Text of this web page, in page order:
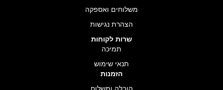
משלוחים ואספקה
הצהרת נגישות
שרות לקוחות
תמיכה
תנאי שימוש
הזמנות